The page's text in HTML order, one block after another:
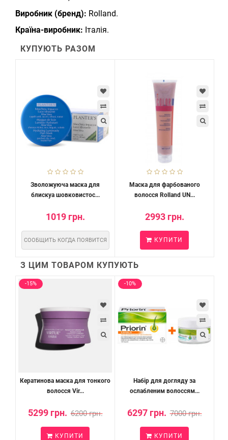
Виробник (бренд): Rolland.
Країна-виробник: Італія.
КУПУЮТЬ РАЗОМ
Зволожуюча маска для
блискуа шовковистос...
1019 грн.
СООБЩИТЬ КОГДА ПОЯВИТСЯ
Маска для фарбованого
волосся Rolland UN...
2993 грн.
КУПИТИ
З ЦИМ ТОВАРОМ КУПУЮТЬ
-15%
Кератинова маска для тонкого
волосся Vir...
5299 грн. 6200 грн.
КУПИТИ
-10%
Набір для догляду за
ослабленим волоссям...
6297 грн. 7000 грн.
КУПИТИ